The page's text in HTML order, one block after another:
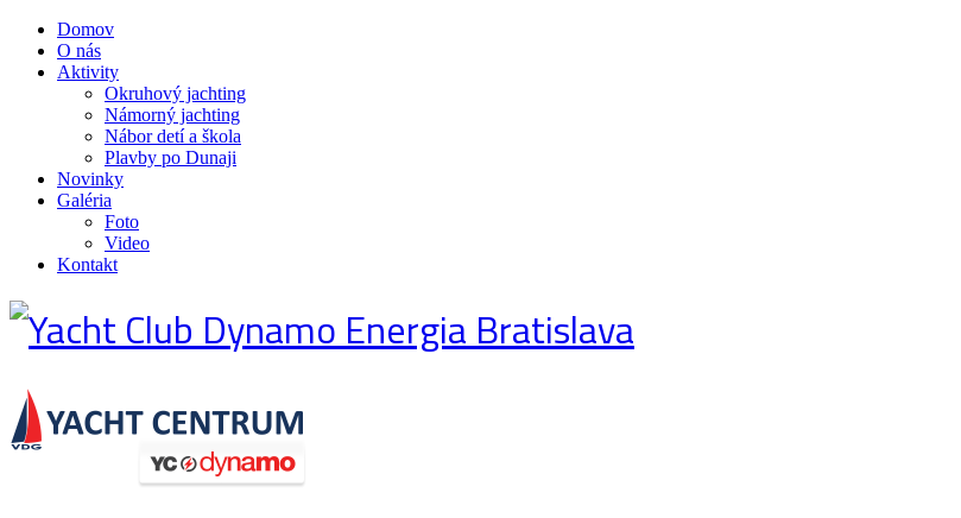
Domov
O nás
Aktivity
Okruhový jachting
Námorný jachting
Nábor detí a škola
Plavby po Dunaji
Novinky
Galéria
Foto
Video
Kontakt